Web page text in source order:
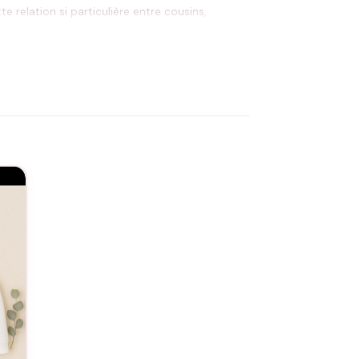
relation si particulière entre cousins,
votre lien unique au quotidien.
service de personnalisation